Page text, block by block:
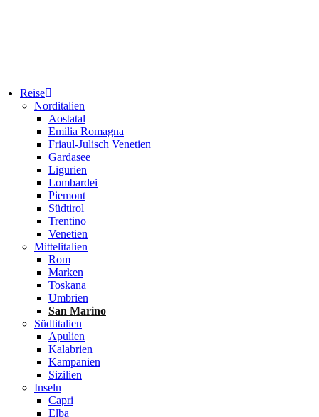
Reise
Norditalien
Aostatal
Emilia Romagna
Friaul-Julisch Venetien
Gardasee
Ligurien
Lombardei
Piemont
Südtirol
Trentino
Venetien
Mittelitalien
Rom
Marken
Toskana
Umbrien
San Marino
Südtitalien
Apulien
Kalabrien
Kampanien
Sizilien
Inseln
Capri
Elba